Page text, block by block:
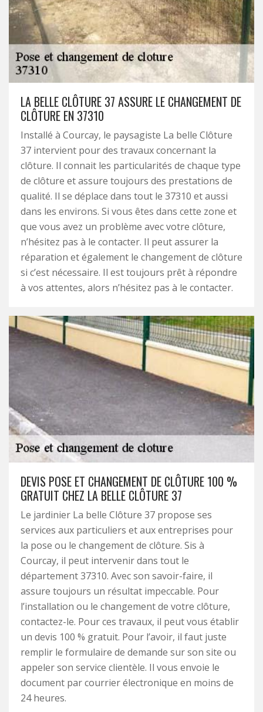
LA BELLE CLÔTURE 37 ASSURE LE CHANGEMENT DE
CLÔTURE EN 37310
Installé à Courcay, le paysagiste La belle Clôture
37 intervient pour des travaux concernant la
clôture. Il connait les particularités de chaque type
de clôture et assure toujours des prestations de
qualité. Il se déplace dans tout le 37310 et aussi
dans les environs. Si vous êtes dans cette zone et
que vous avez un problème avec votre clôture,
n’hésitez pas à le contacter. Il peut assurer la
réparation et également le changement de clôture
si c’est nécessaire. Il est toujours prêt à répondre
à vos attentes, alors n’hésitez pas à le contacter.
DEVIS POSE ET CHANGEMENT DE CLÔTURE 100 %
GRATUIT CHEZ LA BELLE CLÔTURE 37
Le jardinier La belle Clôture 37 propose ses
services aux particuliers et aux entreprises pour
la pose ou le changement de clôture. Sis à
Courcay, il peut intervenir dans tout le
département 37310. Avec son savoir-faire, il
assure toujours un résultat impeccable. Pour
l’installation ou le changement de votre clôture,
contactez-le. Pour ces travaux, il peut vous établir
un devis 100 % gratuit. Pour l’avoir, il faut juste
remplir le formulaire de demande sur son site ou
appeler son service clientèle. Il vous envoie le
document par courrier électronique en moins de
24 heures.